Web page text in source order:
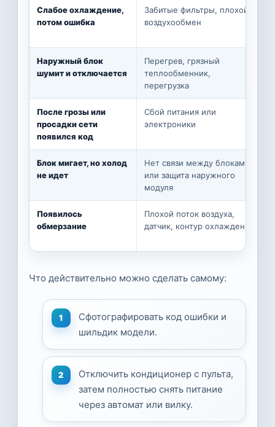
Слабое охлаждение,
потом ошибка
Забитые фильтры, плохой
воздухообмен
Наружный блок
шумит и отключается
Перегрев, грязный
теплообменник,
перегрузка
После грозы или
просадки сети
появился код
Сбой питания или
электроники
Блок мигает, но холод
не идет
Нет связи между блоками
или защита наружного
модуля
Появилось
обмерзание
Плохой поток воздуха,
датчик, контур охлаждения
Что действительно можно сделать самому:
Сфотографировать код ошибки и
шильдик модели.
Отключить кондиционер с пульта,
затем полностью снять питание
через автомат или вилку.